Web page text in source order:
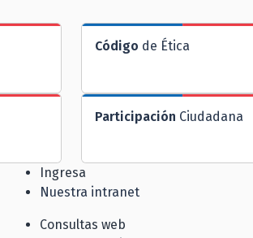
Código de Ética
Participación Ciudadana
Ingresa
Nuestra intranet
Consultas web